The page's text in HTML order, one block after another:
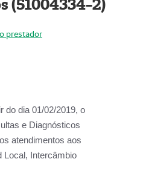
(51004334-2)
prestador
do dia 01/02/2019, o
e Diagnósticos
atendimentos aos
Local, Intercâmbio